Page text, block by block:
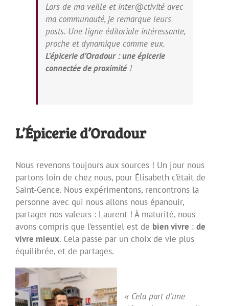
Lors de ma veille et inter@ctivité avec
ma communauté, je remarque leurs
posts. Une ligne éditoriale intéressante,
proche et dynamique comme eux.
L’épicerie d’Oradour : une épicerie
connectée de proximité!
L’Épicerie d’Oradour
Nous revenons toujours aux sources ! Un jour nous
partons loin de chez nous, pour Élisabeth c’était de
Saint-Gence. Nous expérimentons, rencontrons la
personne avec qui nous allons nous épanouir,
partager nos valeurs : Laurent ! À maturité, nous
avons compris que l’essentiel est de bien vivre : de
vivre mieux. Cela passe par un choix de vie plus
équilibrée, et de partages.
« Cela part d’une